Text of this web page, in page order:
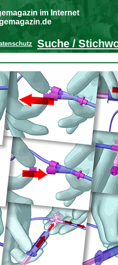
im Internet
Suche /